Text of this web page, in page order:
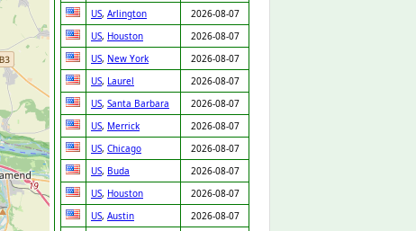
US, Arlington
2026-08-07
US, Houston
2026-08-07
US, New York
2026-08-07
US, Laurel
2026-08-07
US, Santa Barbara
2026-08-07
US, Merrick
2026-08-07
US, Chicago
2026-08-07
US, Buda
2026-08-07
US, Houston
2026-08-07
US, Austin
2026-08-07